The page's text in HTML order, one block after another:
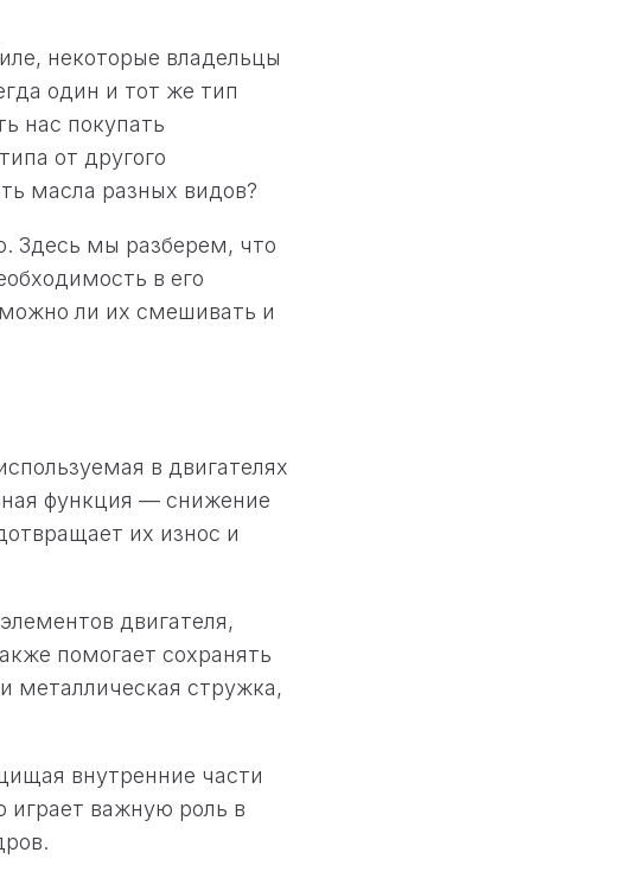
некоторые владельцы
один и тот же тип
нас покупать
от другого
масла разных видов?
Здесь мы разберем, что
в его
ли их смешивать и
в двигателях
функция — снижение
их износ и
двигателя,
помогает сохранять
металлическая стружка,
внутренние части
играет важную роль в